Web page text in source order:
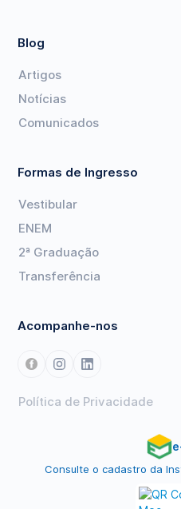
Blog
Artigos
Notícias
Comunicados
Formas de Ingresso
Vestibular
ENEM
2ª Graduação
Transferência
Acompanhe-nos
Política de Privacidade
Consulte o cadastro da